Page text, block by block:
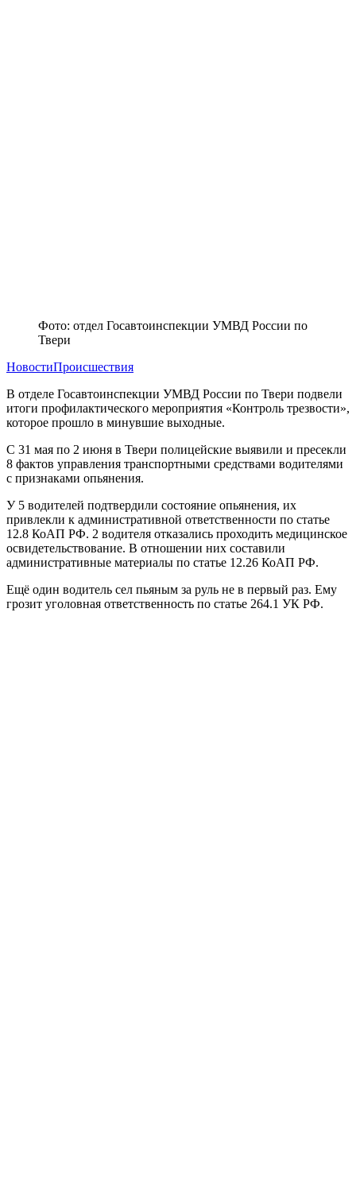
Фото: отдел Госавтоинспекции УМВД России по
Твери
НовостиПроисшествия
В отделе Госавтоинспекции УМВД России по Твери подвели
итоги профилактического мероприятия «Контроль трезвости»,
которое прошло в минувшие выходные.
С 31 мая по 2 июня в Твери полицейские выявили и пресекли
8 фактов управления транспортными средствами водителями
с признаками опьянения.
У 5 водителей подтвердили состояние опьянения, их
привлекли к административной ответственности по статье
12.8 КоАП РФ. 2 водителя отказались проходить медицинское
освидетельствование. В отношении них составили
административные материалы по статье 12.26 КоАП РФ.
Ещё один водитель сел пьяным за руль не в первый раз. Ему
грозит уголовная ответственность по статье 264.1 УК РФ.